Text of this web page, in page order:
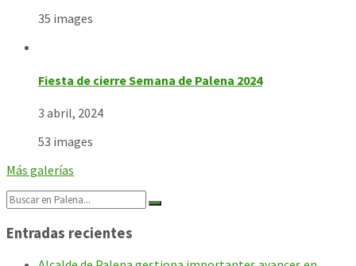
35 images
Fiesta de cierre Semana de Palena 2024
3 abril, 2024
53 images
Más galerías
Search:
Entradas recientes